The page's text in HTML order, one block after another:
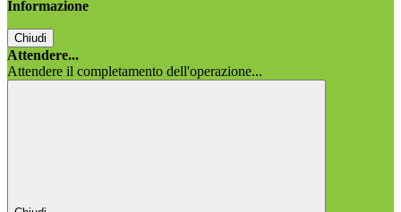
Informazione
Chiudi
Attendere...
Attendere il completamento dell'operazione...